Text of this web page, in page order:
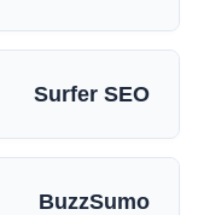
Surfer SEO
BuzzSumo